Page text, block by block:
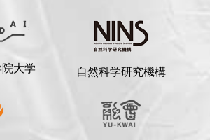
大学 自然科学研究機構